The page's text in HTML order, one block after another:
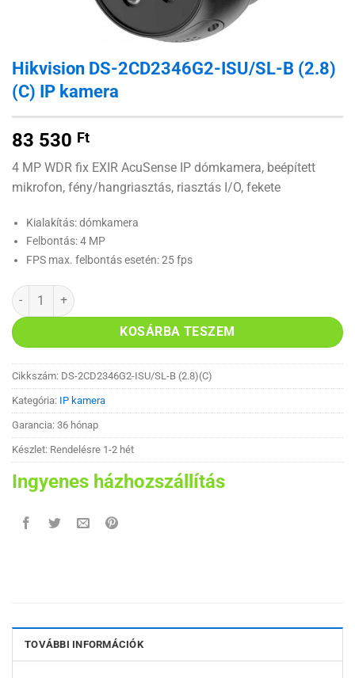
Hikvision DS-2CD2346G2-ISU/SL-B (2.8)
(C) IP kamera
83 530 Ft
4 MP WDR fix EXIR AcuSense IP dómkamera, beépített
mikrofon, fény/hangriasztás, riasztás I/O, fekete
Kialakítás: dómkamera
Felbontás: 4 MP
FPS max. felbontás esetén: 25 fps
Hikvision DS-2CD2346G2-ISU/SL-B (2.8)(C) IP kamera mennyiség
KOSÁRBA TESZEM
Cikkszám: DS-2CD2346G2-ISU/SL-B (2.8)(C)
Kategória: IP kamera
Garancia: 36 hónap
Készlet: Rendelésre 1-2 hét
Ingyenes házhozszállítás
TOVÁBBI INFORMÁCIÓK